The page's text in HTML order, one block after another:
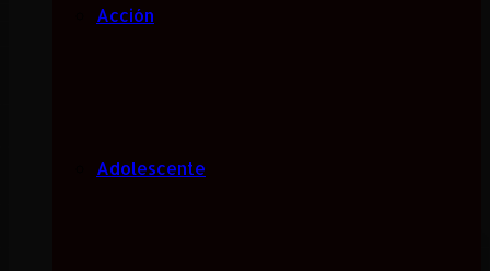
Acción
Adolescente